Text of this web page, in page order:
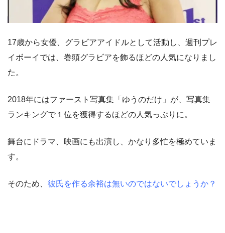
17歳から女優、グラビアアイドルとして活動し、週刊プレ
イボーイでは、巻頭グラビアを飾るほどの人気になりまし
た。
2018年にはファースト写真集「ゆうのだけ」が、写真集
ランキングで１位を獲得するほどの人気っぷりに。
舞台にドラマ、映画にも出演し、かなり多忙を極めていま
す。
そのため、 彼氏を作る余裕は無いのではないでしょうか？